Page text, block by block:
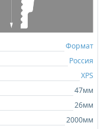
Формат
Россия
XPS
47мм
26мм
2000мм